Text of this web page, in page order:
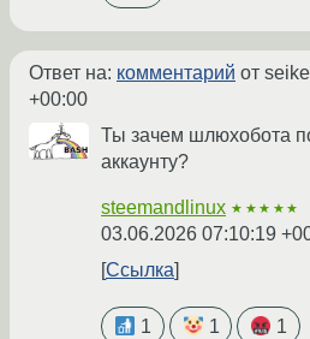
Ответ на: комментарий от
+00:00
Ты зачем шлюхобота
аккаунту?
steemandlinux ★★★★★
03.06.2026 07:10:19
Ссылка
1 1 1